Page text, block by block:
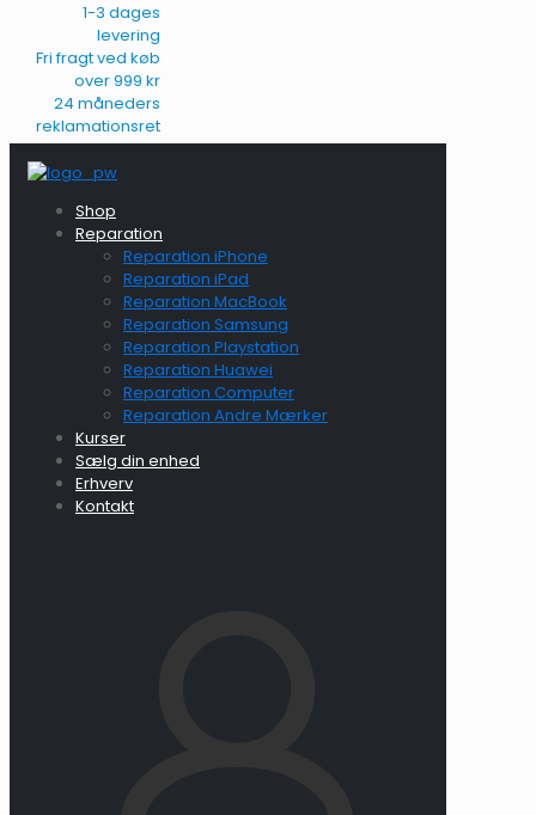
1-3 dages
levering
Fri fragt ved køb
over 999 kr
24 måneders
reklamationsret
Shop
Reparation
Reparation iPhone
Reparation iPad
Reparation MacBook
Reparation Samsung
Reparation Playstation
Reparation Huawei
Reparation Computer
Reparation Andre Mærker
Kurser
Sælg din enhed
Erhverv
Kontakt